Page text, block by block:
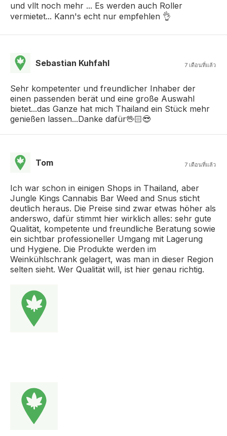
und vllt noch mehr ... Es werden auch Roller
vermietet... Kann's echt nur empfehlen 👌
Sebastian Kuhfahl 7 เดือนที่แล้ว
Sehr kompetenter und freundlicher Inhaber der
einen passenden berät und eine große Auswahl
bietet...das Ganze hat mich Thailand ein Stück mehr
genießen lassen...Danke dafür🖖🏻😎
Tom 7 เดือนที่แล้ว
Ich war schon in einigen Shops in Thailand, aber
Jungle Kings Cannabis Bar Weed and Snus sticht
deutlich heraus. Die Preise sind zwar etwas höher als
anderswo, dafür stimmt hier wirklich alles: sehr gute
Qualität, kompetente und freundliche Beratung sowie
ein sichtbar professioneller Umgang mit Lagerung
und Hygiene. Die Produkte werden im
Weinkühlschrank gelagert, was man in dieser Region
selten sieht. Wer Qualität will, ist hier genau richtig.